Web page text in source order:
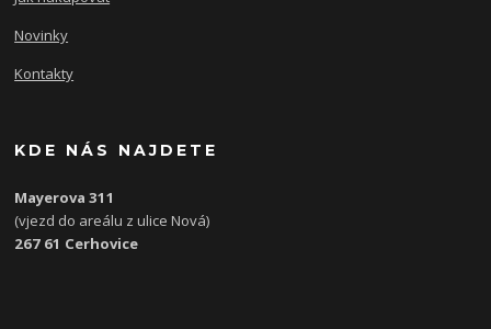
Novinky
Kontakty
KDE NÁS NAJDETE
Mayerova 311
(vjezd do areálu z ulice Nová)
267 61 Cerhovice